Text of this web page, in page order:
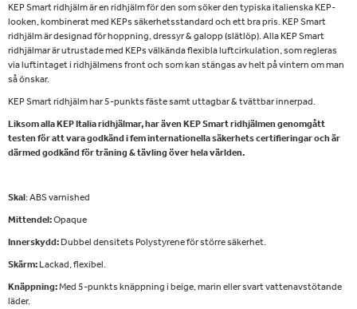
KEP Smart ridhjälm är en ridhjälm för den som söker den typiska italienska KEP-
looken, kombinerat med KEPs säkerhetsstandard och ett bra pris. KEP Smart
ridhjälm är designad för hoppning, dressyr & galopp (slätlöp). Alla KEP Smart
ridhjälmar är utrustade med KEPs välkända flexibla luftcirkulation, som regleras
via luftintaget i ridhjälmens front och som kan stängas av helt på vintern om man
så önskar.
KEP Smart ridhjälm har 5-punkts fäste samt uttagbar & tvättbar innerpad.
Liksom alla KEP Italia ridhjälmar, har även KEP Smart ridhjälmen genomgått
testen för att vara godkänd i fem internationella säkerhets certifieringar och är
därmed godkänd för träning & tävling över hela världen.
Skal: ABS varnished
Mittendel:Opaque
Innerskydd: Dubbel densitets Polystyrene för större säkerhet.
Skärm: Lackad, flexibel.
Knäppning:Med 5-punkts knäppning i beige, marin eller svart vattenavstötande
läder.